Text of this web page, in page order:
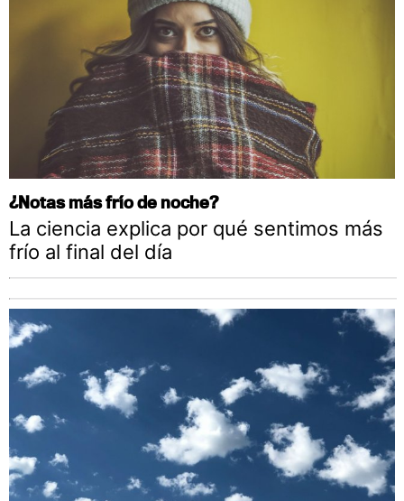
¿Notas más frío de noche?
La ciencia explica por qué sentimos más
frío al final del día